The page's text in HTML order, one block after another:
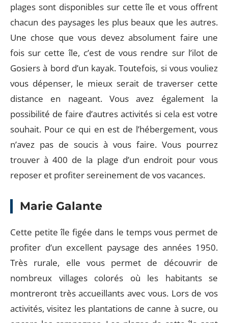
plages sont disponibles sur cette île et vous offrent
chacun des paysages les plus beaux que les autres.
Une chose que vous devez absolument faire une
fois sur cette île, c’est de vous rendre sur l’ilot de
Gosiers à bord d’un kayak. Toutefois, si vous vouliez
vous dépenser, le mieux serait de traverser cette
distance en nageant. Vous avez également la
possibilité de faire d’autres activités si cela est votre
souhait. Pour ce qui en est de l’hébergement, vous
n’avez pas de soucis à vous faire. Vous pourrez
trouver à 400 de la plage d’un endroit pour vous
reposer et profiter sereinement de vos vacances.
Marie Galante
Cette petite île figée dans le temps vous permet de
profiter d’un excellent paysage des années 1950.
Très rurale, elle vous permet de découvrir de
nombreux villages colorés où les habitants se
montreront très accueillants avec vous. Lors de vos
activités, visitez les plantations de canne à sucre, ou